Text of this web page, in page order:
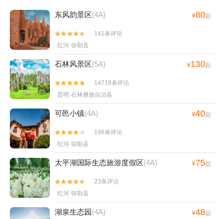
东风韵景区(4A) ¥80起


141条评论
红河·弥勒县
石林风景区(5A) ¥130起


14718条评论
昆明·石林彝族自治县
可邑小镇(4A) ¥40起


198条评论
红河·弥勒县
太平湖国际生态旅游度假区(4A) ¥75起


23条评论
红河·弥勒县
湖泉生态园(4A) ¥48起